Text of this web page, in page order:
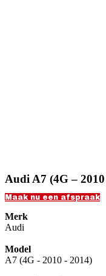
Audi A7 (4G –
Maak nu een afspraak
Merk
Audi
Model
A7 (4G - 2010 - 2014)